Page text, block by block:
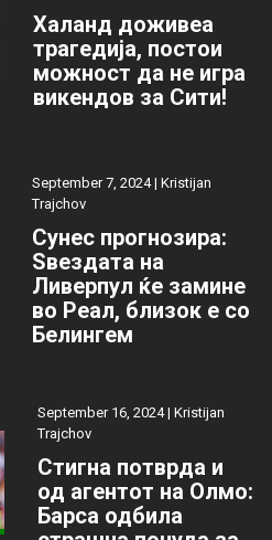
Халанд доживеа
трагедија, постои
можност да не игра
викендов за Сити!
September 7, 2024 | Kristijan
Trajchov
Сунес прогнозира:
Ѕвездата на
Ливерпул ќе замине
во Реал, близок е со
Белингем
September 16, 2024 | Kristijan
Trajchov
Стигна потврда и
од агентот на Олмо:
Барса одбила